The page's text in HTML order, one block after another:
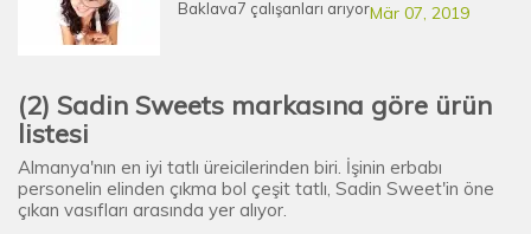
Baklava7 çalışanları arıyorMär 07, 2019
(2) Sadin Sweets markasına göre ürün
listesi
Almanya'nın en iyi tatlı üreicilerinden biri. İşinin erbabı
personelin elinden çıkma bol çeşit tatlı, Sadin Sweet'in öne
çıkan vasıfları arasında yer alıyor.